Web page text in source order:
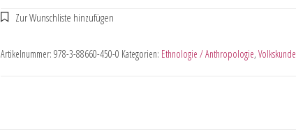
Artikelnummer: 978-3-88660-450-0 Kategorien: Ethnologie / Anthropologie, Volkskunde